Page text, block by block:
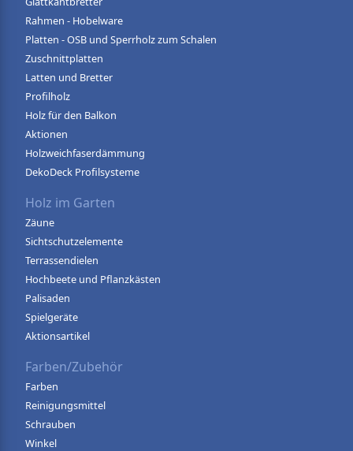
Rahmen - Hobelware
Platten - OSB und Sperrholz zum Schalen
Zuschnittplatten
Latten und Bretter
Profilholz
Holz für den Balkon
Aktionen
Holzweichfaserdämmung
DekoDeck Profilsysteme
Holz im Garten
Zäune
Sichtschutzelemente
Terrassendielen
Hochbeete und Pflanzkästen
Palisaden
Spielgeräte
Aktionsartikel
Farben/Zubehör
Farben
Reinigungsmittel
Schrauben
Winkel